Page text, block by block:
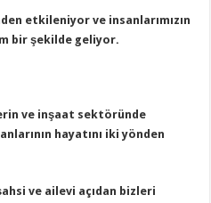
etkileniyor ve insanlarımızın
bir şekilde geliyor.
ve inşaat sektöründe
hayatını iki yönden
ve ailevi açıdan bizleri